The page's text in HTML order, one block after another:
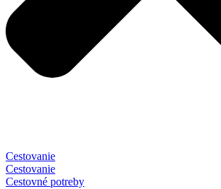
Cestovanie
Cestovanie
Cestovné potreby